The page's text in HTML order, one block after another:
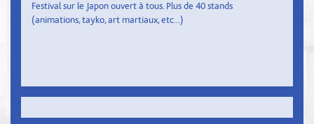
Festival sur le Japon ouvert à tous. Plus de 40 stands
(animations, tayko, art martiaux, etc...)